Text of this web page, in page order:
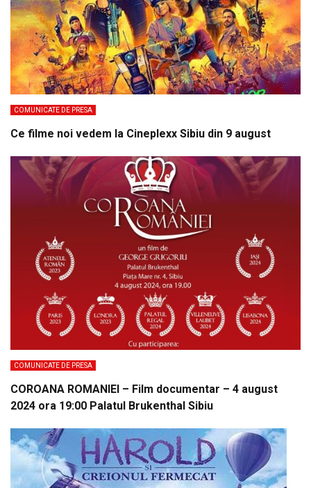
COMUNICATE DE PRESA
Ce filme noi vedem la Cineplexx Sibiu din 9 august
COMUNICATE DE PRESA
COROANA ROMANIEI – Film documentar – 4 august
2024 ora 19:00 Palatul Brukenthal Sibiu